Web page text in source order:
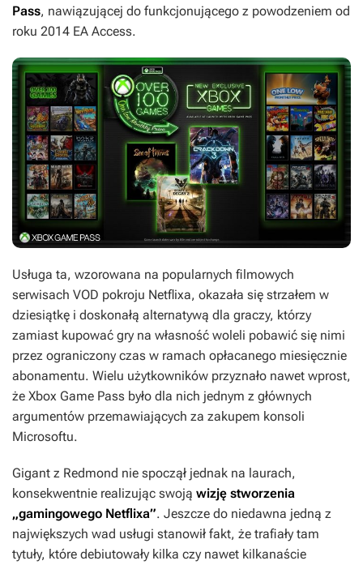
Pass, nawiązującej do funkcjonującego z powodzeniem od
roku 2014 EA Access.
Usługa ta, wzorowana na popularnych filmowych
serwisach VOD pokroju Netflixa, okazała się strzałem w
dziesiątkę i doskonałą alternatywą dla graczy, którzy
zamiast kupować gry na własność woleli pobawić się nimi
przez ograniczony czas w ramach opłacanego miesięcznie
abonamentu. Wielu użytkowników przyznało nawet wprost,
że Xbox Game Pass było dla nich jednym z głównych
argumentów przemawiających za zakupem konsoli
Microsoftu.
Gigant z Redmond nie spoczął jednak na laurach,
konsekwentnie realizując swoją wizję stworzenia
„gamingowego Netflixa”. Jeszcze do niedawna jedną z
największych wad usługi stanowił fakt, że trafiały tam
tytuły, które debiutowały kilka czy nawet kilkanaście